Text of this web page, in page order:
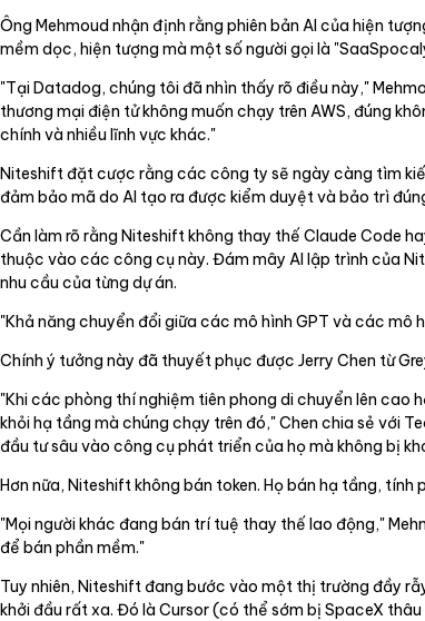
Ông Mehmoud nhận định rằng phiên bản AI của hiện
mềm dọc, hiện tượng mà một số người gọi là
"Tại Datadog, chúng tôi đã nhìn thấy rõ điều này,"
thương mại điện tử không muốn chạy trên AWS, đúng
chính và nhiều lĩnh vực khác."
Niteshift đặt cược rằng các công ty sẽ ngày càng tìm
đảm bảo mã do AI tạo ra được kiểm duyệt và bảo trì
Cần làm rõ rằng Niteshift không thay thế Claude Code
thuộc vào các công cụ này. Đám mây AI lập trình của
nhu cầu của từng dự án.
"Khả năng chuyển đổi giữa các mô hình GPT và các mô
Chính ý tưởng này đã thuyết phục được Jerry Chen từ
"Khi các phòng thí nghiệm tiên phong di chuyển lên
khỏi hạ tầng mà chúng chạy trên đó," Chen chia sẻ với
đầu tư sâu vào công cụ phát triển của họ mà không bị
Hơn nữa, Niteshift không bán token. Họ bán hạ tầng,
"Mọi người khác đang bán trí tuệ thay thế lao động,"
để bán phần mềm."
Tuy nhiên, Niteshift đang bước vào một thị trường đầy
khởi đầu rất xa. Đó là Cursor (có thể sớm bị SpaceX